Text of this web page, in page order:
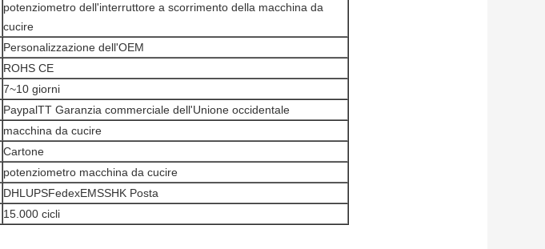
potenziometro dell'interruttore a scorrimento della macchina da
cucire
Personalizzazione dell'OEM
ROHS CE
7~10 giorni
PaypalTT Garanzia commerciale dell'Unione occidentale
macchina da cucire
Cartone
potenziometro macchina da cucire
DHLUPSFedexEMSSHK Posta
15.000 cicli